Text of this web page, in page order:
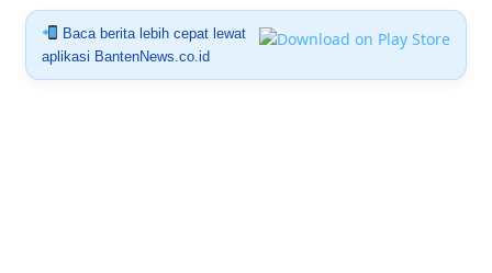
Baca berita lebih cepat lewat
aplikasi BantenNews.co.id